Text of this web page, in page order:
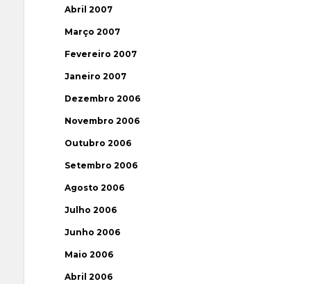
Abril 2007
Março 2007
Fevereiro 2007
Janeiro 2007
Dezembro 2006
Novembro 2006
Outubro 2006
Setembro 2006
Agosto 2006
Julho 2006
Junho 2006
Maio 2006
Abril 2006